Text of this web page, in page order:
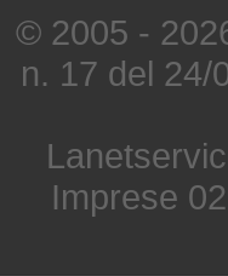
© 2005 -
n. 17 del
Imprese